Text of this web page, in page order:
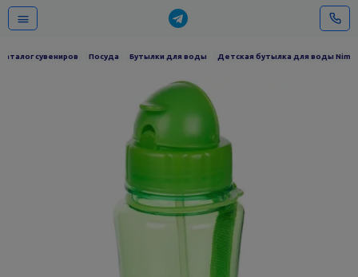
сувениров Посуда Бутылки для воды Детская бутылка для воды